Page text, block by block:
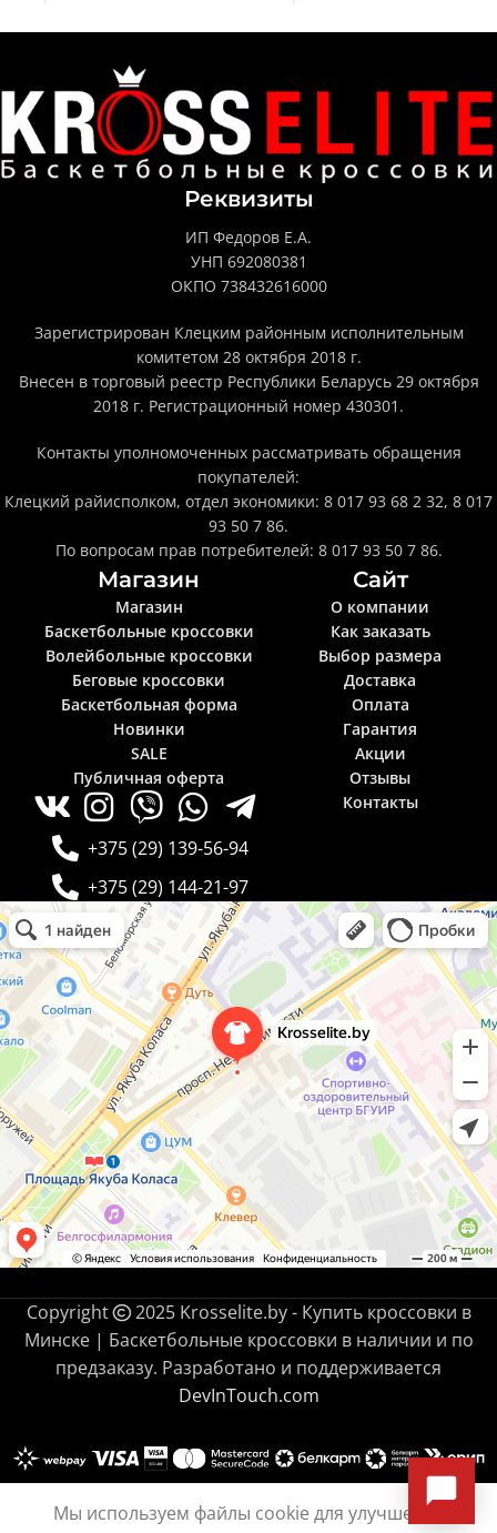
Реквизиты
ИП Федоров Е.А.
УНП 692080381
ОКПО 738432616000
Зарегистрирован Клецким районным исполнительным
комитетом 28 октября 2018 г.
Внесен в торговый реестр Республики Беларусь 29 октября
2018 г. Регистрационный номер 430301.
Контакты уполномоченных рассматривать обращения
покупателей:
Клецкий райисполком, отдел экономики: 8 017 93 68 2 32, 8 017
93 50 7 86.
По вопросам прав потребителей: 8 017 93 50 7 86.
Магазин
Магазин
Баскетбольные кроссовки
Волейбольные кроссовки
Беговые кроссовки
Баскетбольная форма
Новинки
SALE
Публичная оферта
+375 (29) 139-56-94
+375 (29) 144-21-97
Сайт
О компании
Как заказать
Выбор размера
Доставка
Оплата
Гарантия
Акции
Отзывы
Контакты
Krosselite.by
Информационный интернет-сайт в Минске
Copyright
2025 Krosselite.by - Купить кроссовки в
Минске | Баскетбольные кроссовки в наличии и по
предзаказу. Разработано и поддерживается
DevInTouch.com
Мы используем файлы cookie для улучшения
Nike G.T. Cut